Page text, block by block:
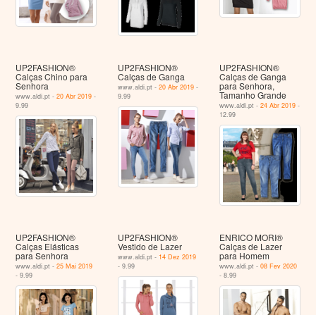
UP2FASHION®
Calças Chino para
Senhora
www.aldi.pt -20 Abr 2019 -
9.99
UP2FASHION®
Calças de Ganga
www.aldi.pt - 20 Abr 2019-
9.99
UP2FASHION®
Calças de Ganga
para Senhora,
Tamanho Grande
www.aldi.pt -24 Abr 2019 -
12.99
UP2FASHION®
Calças Elásticas
para Senhora
www.aldi.pt -25 Mai 2019
- 9.99
UP2FASHION®
Vestido de Lazer
www.aldi.pt - 14 Dez 2019
- 9.99
ENRICO MORI®
Calças de Lazer
para Homem
www.aldi.pt -08 Fev 2020
- 8.99